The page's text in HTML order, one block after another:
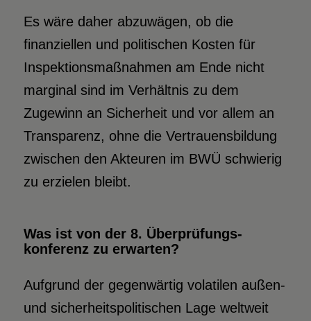
Es wäre daher abzuwägen, ob die
finanziellen und politischen Kosten für
Inspektionsmaßnahmen am Ende nicht
marginal sind im Verhältnis zu dem
Zugewinn an Sicherheit und vor allem an
Transparenz, ohne die Vertrauensbildung
zwischen den Akteuren im BWÜ schwierig
zu erzielen bleibt.
Was ist von der 8. Überprüfungs­
konferenz zu erwarten?
Aufgrund der gegenwärtig volatilen außen-
und sicherheitspolitischen Lage weltweit